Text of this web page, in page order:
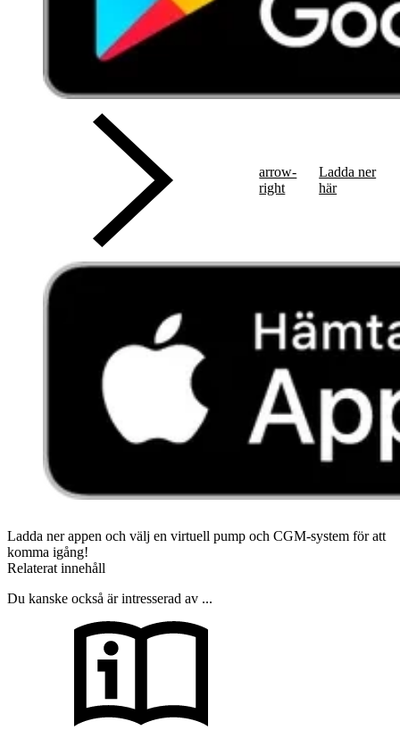
arrow-
right
Ladda ner
här
Ladda ner appen och välj en virtuell pump och CGM-system för att
komma igång!
Relaterat innehåll
Du kanske också är intresserad av ...